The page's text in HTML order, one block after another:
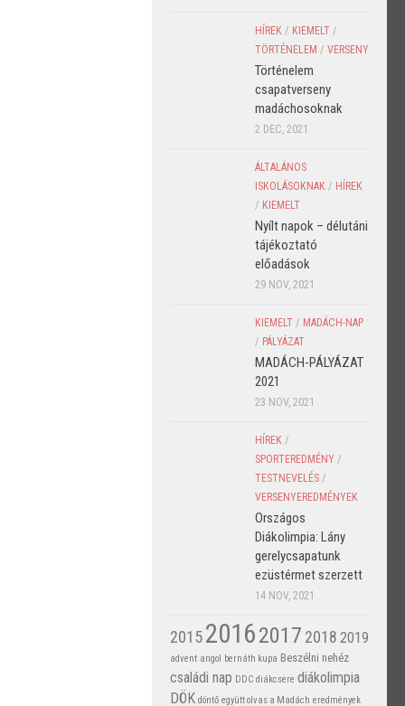
HÍREK / KIEMELT /
TÖRTÉNELEM / VERSENY
Történelem
csapatverseny
madáchosoknak
2 DEC, 2021
ÁLTALÁNOS
ISKOLÁSOKNAK / HÍREK
/ KIEMELT
Nyílt napok – délutáni
tájékoztató
előadások
29 NOV, 2021
KIEMELT / MADÁCH-NAP
/ PÁLYÁZAT
MADÁCH-PÁLYÁZAT
2021
23 NOV, 2021
HÍREK /
SPORTEREDMÉNY /
TESTNEVELÉS /
VERSENYEREDMÉNYEK
Országos
Diákolimpia: Lány
gerelycsapatunk
ezüstérmet szerzett
14 NOV, 2021
201520162017 2018 2019
advent angol bernáth kupa Beszélni nehéz
családi nap DDC diákcsere diákolimpia
DÖK döntő együtt olvas a Madách eredmények